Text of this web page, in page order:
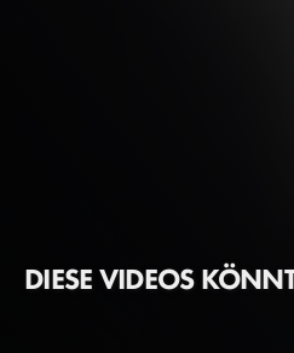
DIESE VIDEOS